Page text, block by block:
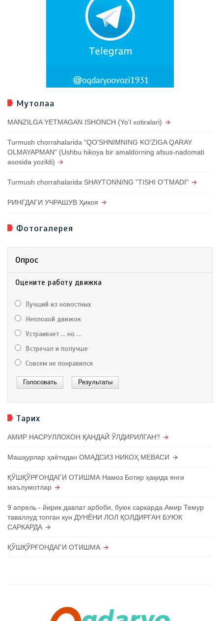
Мутолаа
MANZILGA YETMAGAN ISHONCH (Yo'l xotiralari)
Turmush chorrahalarida "QO'SHNIMNING KO'ZIGA QARAY
OLMAYAPMAN" (Ushbu hikoya bir amaldorning afsus-nadomati
asosida yozildi)
Turmush chorrahalarida SHAYTONNING "TISHI O'TMADI"
РИНГДАГИ УЧРАШУВ Ҳикоя
Фотогалерея
Опрос
Оцените работу движка
Лучший из новостных
Неплохой движок
Устраивает ... но ...
Встречал и получше
Совсем не понравился
Тарих
АМИР НАСРУЛЛОХОН ҚАНДАЙ ЎЛДИРИЛГАН?
Машҳурлар ҳаётидан ОМАДСИЗ НИКОҲ МЕВАСИ
ҚЎШҚЎРҒОНДАГИ ОТИШМА Намоз Ботир ҳақида янги
маълумотлар
9 апрель - йирик давлат арбоби, буюк саркарда Амир Темур
таваллуд топган кун ДУНЁНИ ЛОЛ ҚОЛДИРГАН БУЮК
САРКАРДА
ҚЎШҚЎРҒОНДАГИ ОТИШМА